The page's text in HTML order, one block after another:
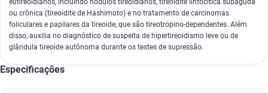
eutireoidianos, incluindo nódulos tireoidianos, tireoidite linfocítica subaguda
ou crônica (tireoidite de Hashimoto) e no tratamento de carcinomas
foliculares e papilares da tireoide, que são tireotropino-dependentes. Além
disso, auxilia no diagnóstico de suspeita de hipertireoidismo leve ou de
glândula tireoide autônoma durante os testes de supressão.
Especificações